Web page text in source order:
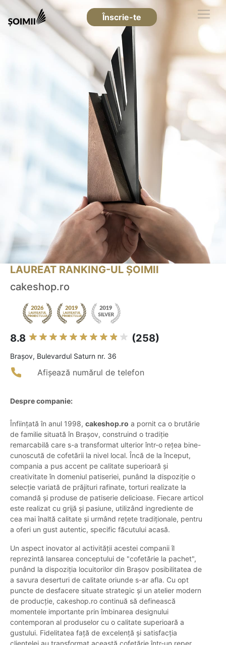
Înscrie-te
LAUREAT RANKING-UL ȘOIMII
cakeshop.ro
8.8 (258)
Brașov, Bulevardul Saturn nr. 36
Afișează numărul de telefon
Despre companie:
Înființată în anul 1998, cakeshop.ro a pornit ca o brutărie
de familie situată în Brașov, construind o tradiție
remarcabilă care s-a transformat ulterior într-o rețea bine-
cunoscută de cofetării la nivel local. Încă de la început,
compania a pus accent pe calitate superioară și
creativitate în domeniul patiseriei, punând la dispoziție o
selecție variată de prăjituri rafinate, torturi realizate la
comandă și produse de patiserie delicioase. Fiecare articol
este realizat cu grijă și pasiune, utilizând ingrediente de
cea mai înaltă calitate și urmând rețete tradiționale, pentru
a oferi un gust autentic, specific făcutului acasă.
Un aspect inovator al activității acestei companii îl
reprezintă lansarea conceptului de "cofetărie la pachet",
punând la dispoziția locuitorilor din Brașov posibilitatea de
a savura deserturi de calitate oriunde s-ar afla. Cu opt
puncte de desfacere situate strategic și un atelier modern
de producție, cakeshop.ro continuă să definească
momentele importante prin îmbinarea designului
contemporan al produselor cu o calitate superioară a
gustului. Fidelitatea față de excelență și satisfacția
clientelei au transformat această cofetărie într-un reper